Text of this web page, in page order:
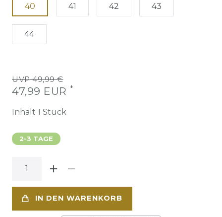
40 41 42 43
44
UVP 49,99 €
47,99 EUR *
Inhalt 1 Stück
2-3 TAGE
IN DEN WARENKORB